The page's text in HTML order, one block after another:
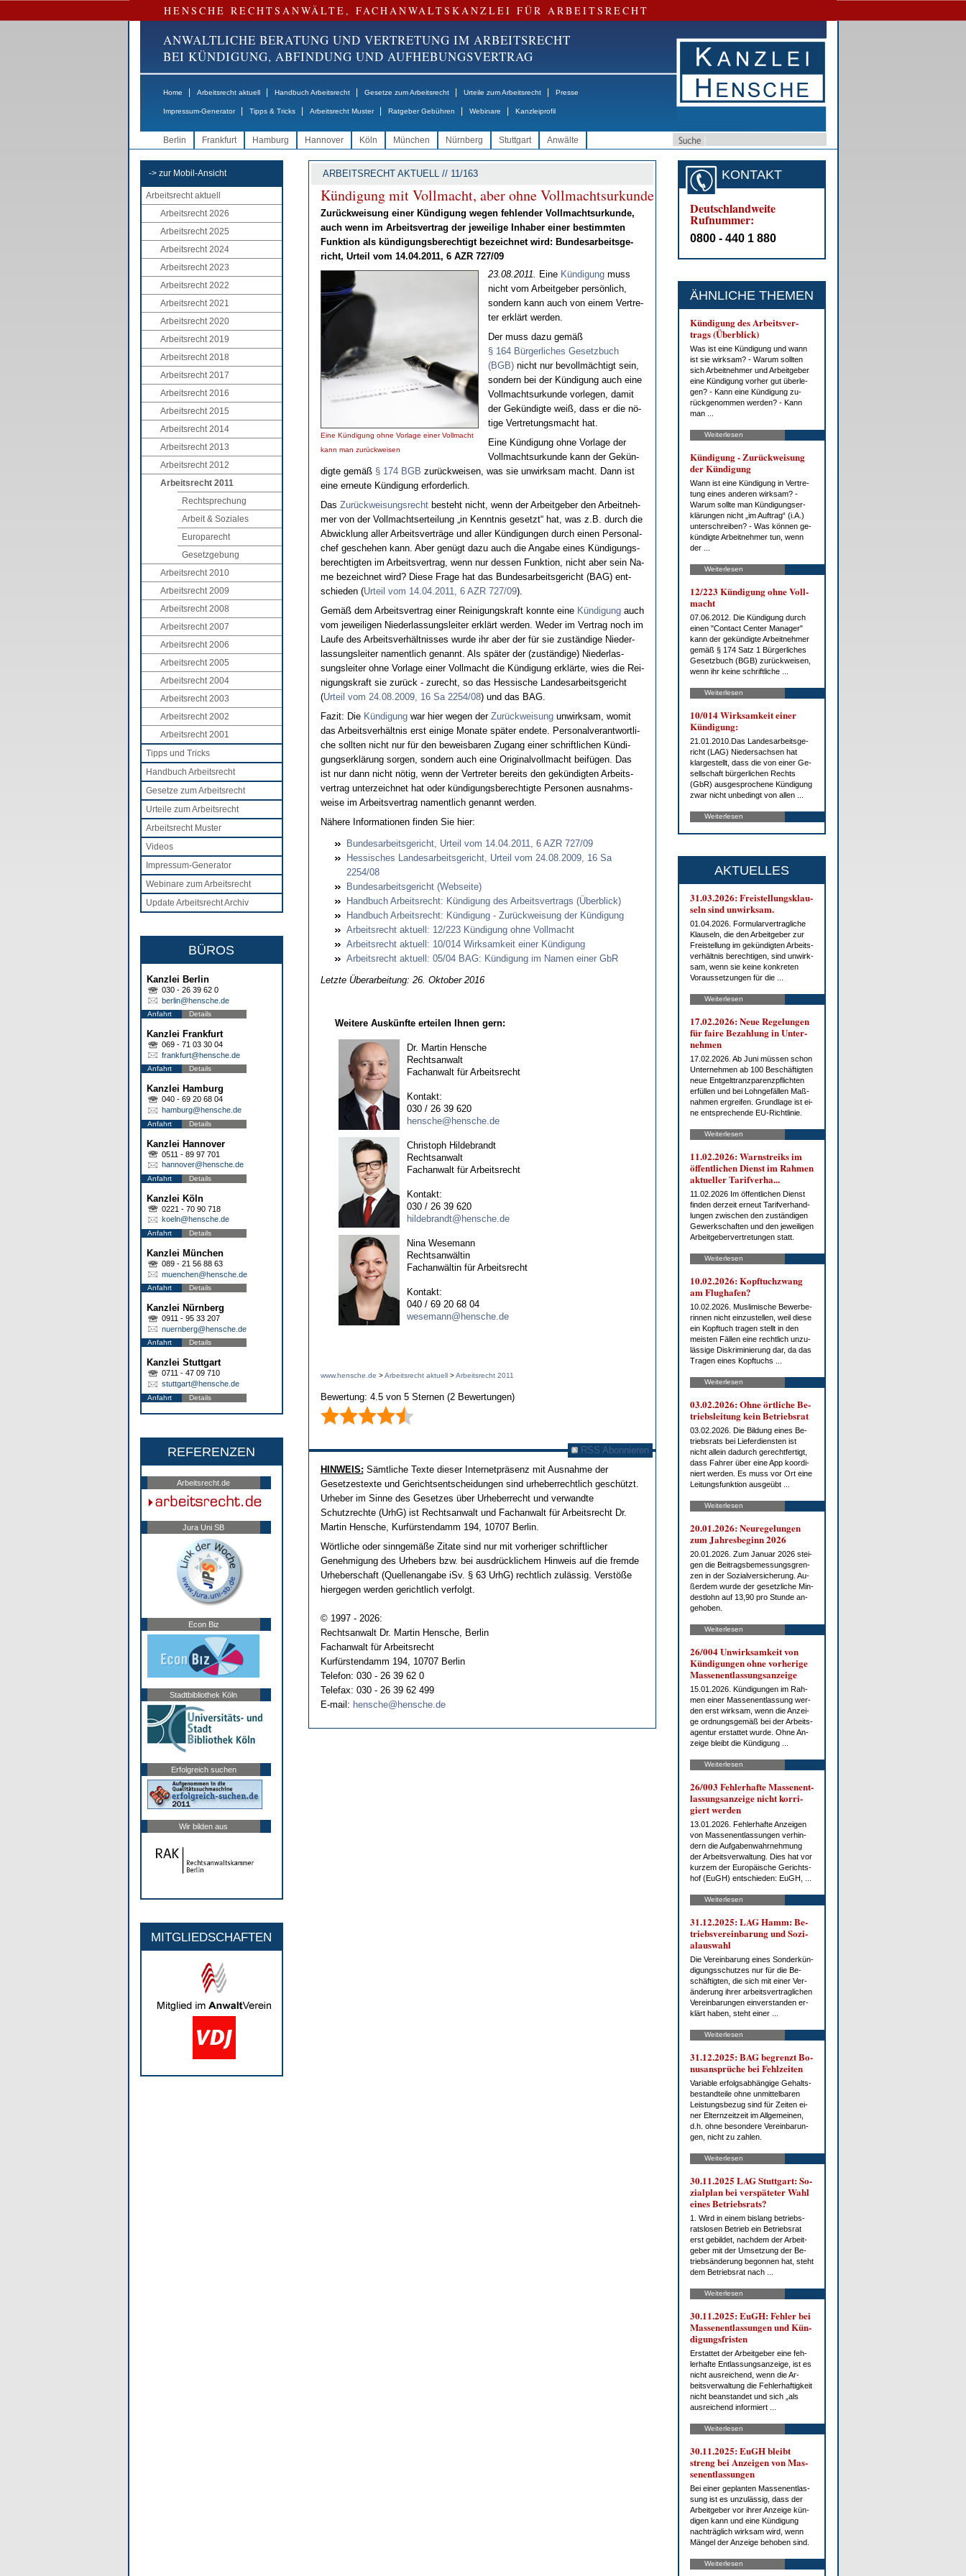
HENSCHE RECHTSANWÄLTE, FACHANWALTSKANZLEI FÜR ARBEITSRECHT
ANWALTLICHE BERATUNG UND VERTRETUNG IM ARBEITSRECHT
BEI KÜNDIGUNG, ABFINDUNG UND AUFHEBUNGSVERTRAG
Home Arbeitsrecht aktuell Handbuch Arbeitsrecht Gesetze zum Arbeitsrecht Urteile zum Arbeitsrecht Presse
Impressum-Generator Tipps & Tricks Arbeitsrecht Muster Ratgeber Gebühren Webinare Kanzleiprofil
Berlin Frankfurt Hamburg Hannover Köln München Nürnberg Stuttgart Anwälte
-> zur Mobil-Ansicht
Arbeitsrecht aktuell
Arbeitsrecht 2026
Arbeitsrecht 2025
Arbeitsrecht 2024
Arbeitsrecht 2023
Arbeitsrecht 2022
Arbeitsrecht 2021
Arbeitsrecht 2020
Arbeitsrecht 2019
Arbeitsrecht 2018
Arbeitsrecht 2017
Arbeitsrecht 2016
Arbeitsrecht 2015
Arbeitsrecht 2014
Arbeitsrecht 2013
Arbeitsrecht 2012
Arbeitsrecht 2011
Rechtsprechung
Arbeit & Soziales
Europarecht
Gesetzgebung
Arbeitsrecht 2010
Arbeitsrecht 2009
Arbeitsrecht 2008
Arbeitsrecht 2007
Arbeitsrecht 2006
Arbeitsrecht 2005
Arbeitsrecht 2004
Arbeitsrecht 2003
Arbeitsrecht 2002
Arbeitsrecht 2001
Tipps und Tricks
Handbuch Arbeitsrecht
Gesetze zum Arbeitsrecht
Urteile zum Arbeitsrecht
Arbeitsrecht Muster
Videos
Impressum-Generator
Webinare zum Arbeitsrecht
Update Arbeitsrecht Archiv
BÜROS
Kanzlei Berlin
030 - 26 39 62 0
berlin@hensche.de
Anfahrt Details
Kanzlei Frankfurt
069 - 71 03 30 04
frankfurt@hensche.de
Anfahrt Details
Kanzlei Hamburg
040 - 69 20 68 04
hamburg@hensche.de
Anfahrt Details
Kanzlei Hannover
0511 - 89 97 701
hannover@hensche.de
Anfahrt Details
Kanzlei Köln
0221 - 70 90 718
koeln@hensche.de
Anfahrt Details
Kanzlei München
089 - 21 56 88 63
muenchen@hensche.de
Anfahrt Details
Kanzlei Nürnberg
0911 - 95 33 207
nuernberg@hensche.de
Anfahrt Details
Kanzlei Stuttgart
0711 - 47 09 710
stuttgart@hensche.de
Anfahrt Details
REFERENZEN
Arbeitsrecht.de
Jura Uni SB
Econ Biz
Stadtbibliothek Köln
Erfolgreich suchen
Wir bilden aus
MITGLIEDSCHAFTEN
ARBEITSRECHT AKTUELL // 11/163
Kün­di­gung mit Voll­macht, aber oh­ne Voll­machts­ur­kun­de
Zu­rück­wei­sung ei­ner Kün­di­gung we­gen feh­len­der Voll­machts­ur­kun­de,
auch wenn im Ar­beits­ver­trag der je­wei­li­ge In­ha­ber ei­ner be­stimm­ten
Funk­ti­on als kün­di­gungs­be­rech­tigt be­zeich­net wird: Bun­des­ar­beits­ge­
richt, Ur­teil vom 14.04.2011, 6 AZR 727/09
Ei­ne Kün­di­gung oh­ne Vor­la­ge ei­ner Voll­macht
kann man zu­rück­wei­sen
23.08.2011. Ei­ne Kün­di­gungmuss
nicht vom Ar­beit­ge­ber per­sön­lich,
son­dern kann auch von ei­nem Ver­tre­
ter er­klärt wer­den.
Der muss da­zu ge­mäß
§ 164 Bür­ger­li­ches Ge­setz­buch
(BGB)nicht nur be­voll­mäch­tigt sein,
son­dern bei der Kün­di­gung auch ei­ne
Voll­machts­ur­kun­de vor­le­gen, da­mit
der Ge­kün­dig­te weiß, dass er die nö­
ti­ge Ver­tre­tungs­macht hat.
Ei­ne Kün­di­gung oh­ne Vor­la­ge der
Voll­machts­ur­kun­de kann der Ge­kün­
dig­te ge­mäß § 174 BGB zu­rück­wei­sen, was sie un­wirk­sam macht. Dann ist
ei­ne er­neu­te Kün­di­gung er­for­der­lich.
Das Zu­rück­wei­sungs­rechtbe­steht nicht, wenn der Ar­beit­ge­ber den Ar­beit­neh­
mer von der Voll­machts­er­tei­lung „in Kennt­nis ge­setzt“ hat, was z.B. durch die
Ab­wick­lung al­ler Ar­beits­ver­trä­ge und al­ler Kün­di­gun­gen durch ei­nen Per­so­nal­
chef ge­sche­hen kann. Aber ge­nügt da­zu auch die An­ga­be ei­nes Kün­di­gungs­
be­rech­tig­ten im Ar­beits­ver­trag, wenn nur des­sen Funk­ti­on, nicht aber sein Na­
me be­zeich­net wird? Die­se Fra­ge hat das Bun­des­ar­beits­ge­richt (BAG) ent­
schie­den (Ur­teil vom 14.04.2011, 6 AZR 727/09).
Ge­mäß dem Ar­beits­ver­trag ei­ner Rei­ni­gungs­kraft konn­te ei­ne Kün­di­gungauch
vom je­wei­li­gen Nie­der­las­sungs­lei­ter er­klärt wer­den. We­der im Ver­trag noch im
Lau­fe des Ar­beits­ver­hält­nis­ses wur­de ihr aber der für sie zu­stän­di­ge Nie­der­
las­sungs­lei­ter na­ment­lich ge­nannt. Als spä­ter der (zu­stän­di­ge) Nie­der­las­
sungs­lei­ter oh­ne Vor­la­ge ei­ner Voll­macht die Kün­di­gung er­klär­te, wies die Rei­
ni­gungs­kraft sie zu­rück - zu­recht, so das Hes­si­sche Lan­des­ar­beits­ge­richt
(Ur­teil vom 24.08.2009, 16 Sa 2254/08) und das BAG.
Fa­zit: Die Kün­di­gungwar hier we­gen der Zu­rück­wei­sungun­wirk­sam, wo­mit
das Ar­beits­ver­hält­nis erst ei­ni­ge Mo­na­te spä­ter en­de­te. Per­so­nal­ver­ant­wort­li­
che soll­ten nicht nur für den be­weis­ba­ren Zu­gang ei­ner schrift­li­chen Kün­di­
gungs­er­klä­rung sor­gen, son­dern auch ei­ne Ori­gi­nal­voll­macht bei­fü­gen. Das
ist nur dann nicht nö­tig, wenn der Ver­tre­ter be­reits den ge­kün­dig­ten Ar­beits­
ver­trag un­ter­zeich­net hat oder kün­di­gungs­be­rech­tig­te Per­so­nen aus­nahms­
wei­se im Ar­beits­ver­trag na­ment­lich ge­nannt wer­den.
Nä­he­re In­for­ma­tio­nen fin­den Sie hier:
Bun­des­ar­beits­ge­richt, Ur­teil vom 14.04.2011, 6 AZR 727/09
Hes­si­sches Lan­des­ar­beits­ge­richt, Ur­teil vom 24.08.2009, 16 Sa
2254/08
Bun­des­ar­beits­ge­richt (Web­sei­te)
Hand­buch Ar­beits­recht: Kün­di­gung des Ar­beits­ver­trags (Über­blick)
Hand­buch Ar­beits­recht: Kün­di­gung - Zu­rück­wei­sung der Kün­di­gung
Ar­beits­recht ak­tu­ell: 12/223 Kün­di­gung oh­ne Voll­macht
Ar­beits­recht ak­tu­ell: 10/014 Wirk­sam­keit ei­ner Kün­di­gung
Ar­beits­recht ak­tu­ell: 05/04 BAG: Kün­di­gung im Na­men ei­ner GbR
Letzte Überarbeitung: 26. Oktober 2016
Weitere Auskünfte erteilen Ihnen gern:
Dr. Martin Hensche
Rechtsanwalt
Fachanwalt für Arbeitsrecht
Kontakt:
030 / 26 39 620
hensche@hensche.de
Christoph Hildebrandt
Rechtsanwalt
Fachanwalt für Arbeitsrecht
Kontakt:
030 / 26 39 620
hildebrandt@hensche.de
Nina Wesemann
Rechtsanwältin
Fachanwältin für Arbeitsrecht
Kontakt:
040 / 69 20 68 04
wesemann@hensche.de
www.hensche.de >Arbeitsrecht aktuell >Arbeitsrecht 2011
Bewertung: 4.5von 5Sternen(2Bewertungen)
RSS Abonnieren
HINWEIS: Sämtliche Texte dieser Internetpräsenz mit Ausnahme der
Gesetzestexte und Gerichtsentscheidungen sind urheberrechtlich geschützt.
Urheber im Sinne des Gesetzes über Urheberrecht und verwandte
Schutzrechte (UrhG) ist Rechtsanwalt und Fachanwalt für Arbeitsrecht Dr.
Martin Hensche, Kurfürstendamm 194, 10707 Berlin.
Wörtliche oder sinngemäße Zitate sind nur mit vorheriger schriftlicher
Genehmigung des Urhebers bzw. bei ausdrücklichem Hinweis auf die fremde
Urheberschaft (Quellenangabe iSv. § 63 UrhG) rechtlich zulässig. Verstöße
hiergegen werden gerichtlich verfolgt.
© 1997 - 2026:
Rechtsanwalt Dr. Martin Hensche, Berlin
Fachanwalt für Arbeitsrecht
Kurfürstendamm 194, 10707 Berlin
Telefon: 030 - 26 39 62 0
Telefax: 030 - 26 39 62 499
E-mail: hensche@hensche.de
KONTAKT
Deutschlandweite
Rufnummer:
0800 - 440 1 880
ÄHNLICHE THEMEN
Kün­di­gung des Ar­beits­ver­
trags (Über­blick)
Was ist ei­ne Kün­di­gung und wann
ist sie wirk­sam? - War­um soll­ten
sich Ar­beit­neh­mer und Ar­beit­ge­ber
ei­ne Kün­di­gung vor­her gut über­le­
gen? - Kann ei­ne Kün­di­gung zu­
rück­ge­nom­men wer­den? - Kann
man ...
Weiterlesen
Kün­di­gung - Zu­rück­wei­sung
der Kün­di­gung
Wann ist ei­ne Kün­di­gung in Ver­tre­
tung ei­nes an­de­ren wirk­sam? -
War­um soll­te man Kün­di­gungs­er­
klä­run­gen nicht „im Auf­trag“ (i.A.)
un­ter­schrei­ben? - Was kön­nen ge­
kün­dig­te Ar­beit­neh­mer tun, wenn
der ...
Weiterlesen
12/223 Kün­di­gung oh­ne Voll­
macht
07.06.2012. Die Kün­di­gung durch
ei­nen "Con­tact Cen­ter Ma­na­ger"
kann der ge­kün­dig­te Ar­beit­neh­mer
ge­mäß § 174 Satz 1 Bür­ger­li­ches
Ge­setz­buch (BGB) zu­rück­wei­sen,
wenn ihr kei­ne schrift­li­che ...
Weiterlesen
10/014 Wirk­sam­keit ei­ner
Kün­di­gung:
21.01.2010.Das Lan­des­ar­beits­ge­
richt (LAG) Nie­der­sach­sen hat
klar­ge­stellt, dass die von ei­ner Ge­
sell­schaft bür­ger­li­chen Rechts
(GbR) aus­ge­spro­che­ne Kün­di­gung
zwar nicht un­be­dingt von al­len ...
Weiterlesen
AKTUELLES
31.03.2026: Frei­stel­lungs­klau­
seln sind un­wirk­sam.
01.04.2026. For­mu­lar­ver­trag­li­che
Klau­seln, die den Ar­beit­ge­ber zur
Frei­stel­lung im ge­kün­dig­ten Ar­beits­
ver­hält­nis be­rech­ti­gen, sind un­wirk­
sam, wenn sie kei­ne kon­kre­ten
Vor­aus­set­zun­gen für die ...
Weiterlesen
17.02.2026: Neue Re­ge­lun­gen
für fai­re Be­zah­lung in Un­ter­
neh­men
17.02.2026. Ab Ju­ni müs­sen schon
Un­ter­neh­men ab 100 Be­schäf­tig­ten
neue Ent­gelt­tranz­pa­renz­pflich­ten
er­fül­len und bei Lohn­ge­fäl­len Maß­
nah­men er­grei­fen. Grund­la­ge ist ei­
ne ent­spre­chen­de EU-Richt­li­nie.
Weiterlesen
11.02.2026: Warn­streiks im
öf­fent­li­chen Dienst im Rah­men
ak­tu­el­ler Ta­rif­ver­ha...
11.02.2026 Im öf­fent­li­chen Dienst
fin­den der­zeit er­neut Ta­rif­ver­hand­
lun­gen zwi­schen den zu­stän­di­gen
Ge­werk­schaf­ten und den je­wei­li­gen
Ar­beit­ge­ber­ver­tre­tun­gen statt.
Weiterlesen
10.02.2026: Kopf­tuch­zwang
am Flug­ha­fen?
10.02.2026. Mus­li­mi­sche Be­wer­be­
rin­nen nicht ein­zu­stel­len, weil die­se
ein Kopf­tuch tra­gen stellt in den
meis­ten Fäl­len ei­ne recht­lich un­zu­
läs­si­ge Dis­kri­mi­nie­rung dar, da das
Tra­gen ei­nes Kopf­tuchs ...
Weiterlesen
03.02.2026: Oh­ne ört­li­che Be­
triebs­lei­tung kein Be­triebs­rat
03.02.2026. Die Bil­dung ei­nes Be­
triebs­rats bei Lie­fer­diens­ten ist
nicht al­lein da­durch ge­recht­fer­tigt,
dass Fah­rer über ei­ne App ko­or­di­
niert wer­den. Es muss vor Ort ei­ne
Lei­tungs­funk­ti­on aus­ge­übt ...
Weiterlesen
20.01.2026: Neu­re­ge­lun­gen
zum Jah­res­be­ginn 2026
20.01.2026. Zum Ja­nu­ar 2026 stei­
gen die Bei­trags­be­mes­sungs­gren­
zen in der So­zi­al­ver­si­che­rung. Au­
ßer­dem wur­de der ge­setz­li­che Min­
dest­lohn auf 13,90 pro St­un­de an­
ge­ho­ben.
Weiterlesen
26/004 Un­wirk­sam­keit von
Kün­di­gun­gen oh­ne vor­he­ri­ge
Mas­sen­ent­las­sungs­an­zei­ge
15.01.2026. Kün­di­gun­gen im Rah­
men ei­ner Mas­sen­ent­las­sung wer­
den erst wirk­sam, wenn die An­zei­
ge ord­nungs­ge­mäß bei der Ar­beits­
agen­tur er­stat­tet wur­de. Oh­ne An­
zei­ge bleibt die Kün­di­gung ...
Weiterlesen
26/003 Feh­ler­haf­te Mas­sen­ent­
las­sungs­an­zei­ge nicht kor­ri­
giert wer­den
13.01.2026. Feh­ler­haf­te An­zei­gen
von Mas­sen­ent­las­sun­gen ver­hin­
dern die Auf­ga­ben­wahr­neh­mung
der Ar­beits­ver­wal­tung. Dies hat vor
kur­zem der Eu­ro­päi­sche Ge­richts­
hof (EuGH) ent­schie­den: EuGH, ...
Weiterlesen
31.12.2025: LAG Hamm: Be­
triebs­ver­ein­ba­rung und So­zi­
al­aus­wahl
Die Ver­ein­ba­rung ei­nes Son­der­kün­
di­gungs­schut­zes nur für die Be­
schäf­tig­ten, die sich mit ei­ner Ver­
än­de­rung ih­rer ar­beits­ver­trag­li­chen
Ver­ein­ba­run­gen ein­ver­stan­den er­
klärt ha­ben, steht ei­ner ...
Weiterlesen
31.12.2025: BAG be­grenzt Bo­
nus­an­sprü­che bei Fehl­zei­ten
Va­ria­ble er­folgs­ab­hän­gi­ge Ge­halts­
be­stand­tei­le oh­ne un­mit­tel­ba­ren
Leis­tungs­be­zug sind für Zei­ten ei­
ner El­tern­zeit­zeit im All­ge­mei­nen,
d.h. oh­ne be­son­de­re Ver­ein­ba­run­
gen, nicht zu zah­len.
Weiterlesen
30.11.2025 LAG Stutt­gart: So­
zi­al­plan bei ver­spä­te­ter Wahl
ei­nes Be­triebs­rats?
1. Wird in ei­nem bis­lang be­triebs­
rats­lo­sen Be­trieb ein Be­triebs­rat
erst ge­bil­det, nach­dem der Ar­beit­
ge­ber mit der Um­set­zung der Be­
trieb­s­än­de­rung be­gon­nen hat, steht
dem Be­triebs­rat nach ...
Weiterlesen
30.11.2025: EuGH: Feh­ler bei
Mas­sen­ent­las­sun­gen und Kün­
di­gungs­fris­ten
Er­stat­tet der Ar­beit­ge­ber ei­ne feh­
ler­haf­te Ent­las­sungs­an­zei­ge, ist es
nicht aus­rei­chend, wenn die Ar­
beits­ver­wal­tung die Feh­ler­haf­tig­keit
nicht be­an­stan­det und sich „als
aus­rei­chend in­for­miert ...
Weiterlesen
30.11.2025: EuGH bleibt
streng bei An­zei­gen von Mas­
sen­ent­las­sun­gen
Bei ei­ner ge­plan­ten Mas­sen­ent­las­
sung ist es un­zu­läs­sig, dass der
Ar­beit­ge­ber vor ih­rer An­zei­ge kün­
di­gen kann und ei­ne Kün­di­gung
nach­träg­lich wirk­sam wird, wenn
Män­gel der An­zei­ge be­ho­ben sind.
Weiterlesen